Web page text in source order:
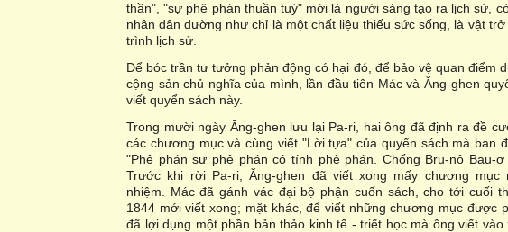
thần", "sự phê phán thuần tuý" mới là người sáng tạo ra lịch sử,
nhân dân dường như chỉ là một chất liệu thiếu sức sống, là vật
trình lịch sử.
Để bóc trần tư tưởng phản động có hại đó, để bảo vệ quan điểm
cộng sản chủ nghĩa của mình, lần đầu tiên Mác và Ăng-ghen
viết quyển sách này.
Trong mười ngày Ăng-ghen lưu lại Pa-ri, hai ông đã định ra đề
các chương mục và cùng viết "Lời tựa" của quyển sách mà ban
"Phê phán sự phê phán có tính phê phán. Chống Bru-nô Bau-ơ
Trước khi rời Pa-ri, Ăng-ghen đã viết xong mấy chương mục
nhiệm. Mác đã gánh vác đại bộ phận cuốn sách, cho tới cuối
1844 mới viết xong; mặt khác, để viết những chương mục được
đã lợi dụng một phần bản thảo kinh tế - triết học mà ông viết vào